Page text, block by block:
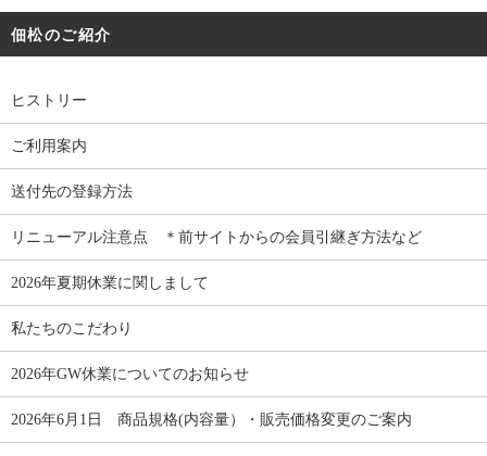
佃松のご紹介
ヒストリー
ご利用案内
送付先の登録方法
リニューアル注意点 ＊前サイトからの会員引継ぎ方法など
2026年夏期休業に関しまして
私たちのこだわり
2026年GW休業についてのお知らせ
2026年6月1日 商品規格(内容量）・販売価格変更のご案内